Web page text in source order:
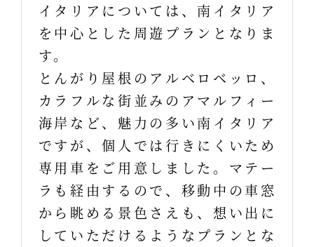
イタリアについては、南イタリア
を中心とした周遊プランとなりま
す。
とんがり屋根のアルベロベッロ、
カラフルな街並みのアマルフィー
海岸など、魅力の多い南イタリア
ですが、個人では行きにくいため
専用車をご用意しました。マテー
ラも経由するので、移動中の車窓
から眺める景色さえも、想い出に
していただけるようなプランとな